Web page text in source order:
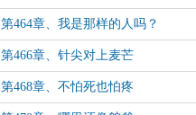
第464章、我是那样的人吗？
第466章、针尖对上麦芒
第468章、不怕死也怕疼